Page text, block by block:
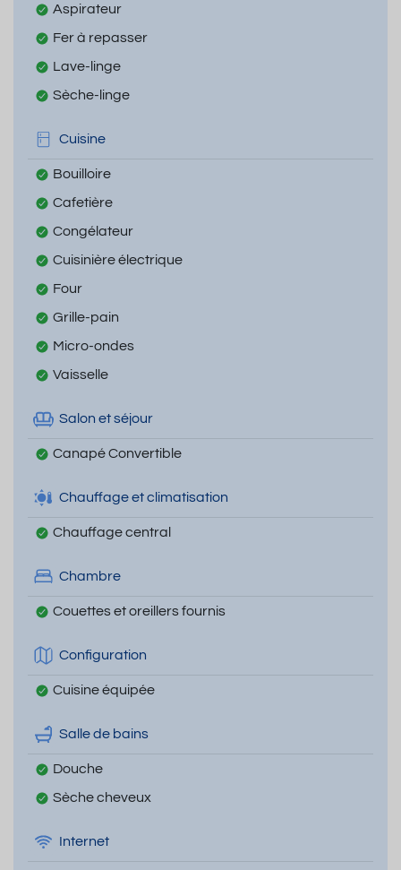
Aspirateur
Fer à repasser
Lave-linge
Sèche-linge
Cuisine
Bouilloire
Cafetière
Congélateur
Cuisinière électrique
Four
Grille-pain
Micro-ondes
Vaisselle
Salon et séjour
Canapé Convertible
Chauffage et climatisation
Chauffage central
Chambre
Couettes et oreillers fournis
Configuration
Cuisine équipée
Salle de bains
Douche
Sèche cheveux
Internet